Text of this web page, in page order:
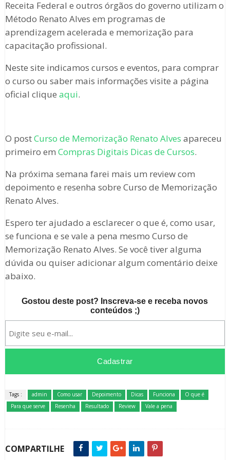
Receita Federal e outros órgãos do governo utilizam o
Método Renato Alves em programas de
aprendizagem acelerada e memorização para
capacitação profissional.
Neste site indicamos cursos e eventos, para comprar
o curso ou saber mais informações visite a página
oficial clique aqui.
O postCurso de Memorização Renato Alves apareceu
primeiro em Compras Digitais Dicas de Cursos.
Na próxima semana farei mais um review com
depoimento e resenha sobre Curso de Memorização
Renato Alves.
Espero ter ajudado a esclarecer o que é, como usar,
se funciona e se vale a pena mesmo Curso de
Memorização Renato Alves. Se você tiver alguma
dúvida ou quiser adicionar algum comentário deixe
abaixo.
Gostou deste post? Inscreva-se e receba novos
conteúdos ;)
Tags : admin Como usar Depoimento Dicas Funciona
O que é
Para que serve
Resenha Resultado Review Vale a pena
COMPARTILHE